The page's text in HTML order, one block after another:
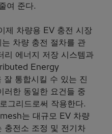
여 준다.
제 차량용 EV 충전 시장
차량 충전 절차를 관
리 에너지 저장 시스템과
Energy
통합시킬 수 있는 진
러한 동일한 요건들 중
그리드로써 작용한다.
는 대규모 EV 차량
충전소 조정 및 전기차